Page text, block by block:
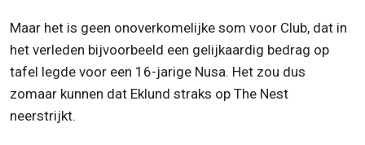
Maar het is geen onoverkomelijke som voor Club, dat in
het verleden bijvoorbeeld een gelijkaardig bedrag op
tafel legde voor een 16-jarige Nusa. Het zou dus
zomaar kunnen dat Eklund straks op The Nest
neerstrijkt.